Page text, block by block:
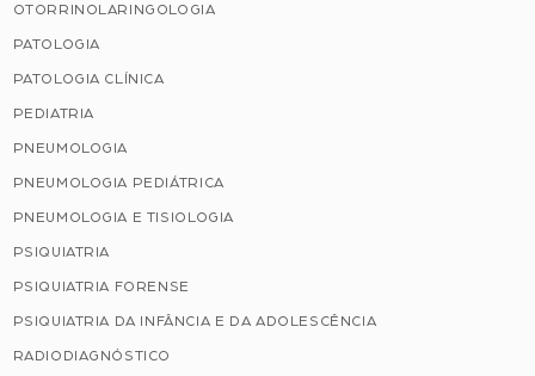
OTORRINOLARINGOLOGIA
PATOLOGIA
PATOLOGIA CLÍNICA
PEDIATRIA
PNEUMOLOGIA
PNEUMOLOGIA PEDIÁTRICA
PNEUMOLOGIA E TISIOLOGIA
PSIQUIATRIA
PSIQUIATRIA FORENSE
PSIQUIATRIA DA INFÂNCIA E DA ADOLESCÊNCIA
RADIODIAGNÓSTICO